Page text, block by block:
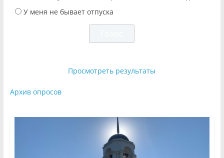
У меня не бывает отпуска
Просмотреть результаты
Архив опросов